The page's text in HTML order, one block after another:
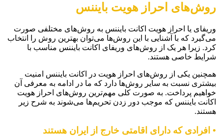
روش‌های احراز هویت بایننس
وریفای یا احراز هویت اکانت بایننس به روش‌های مختلفی صورت
می‌گیرد که با آشنایی با این روش‌ها می‌توان بهترین روش را انتخاب
کرد. زیرا هر یک از روش‌های وریفای اکانت بایننس مناسب با
شرایط خاصی هستند.
همچنین یکی از روش‌های احراز هویت در اکانت بایننس امنیت
بیشتری نسبت به سایر روش‌ها دارد که ما در ادامه به معرفی آن
خواهیم پرداخت. به صورت کلی مهم‌ترین روش‌های احراز هویت
اکانت بایننس که موجب دور زدن تحریم‌ها می‌شوند به شرح زیر
هستند.
• افرادی که دارای اقامتی خارج از ایران هستند